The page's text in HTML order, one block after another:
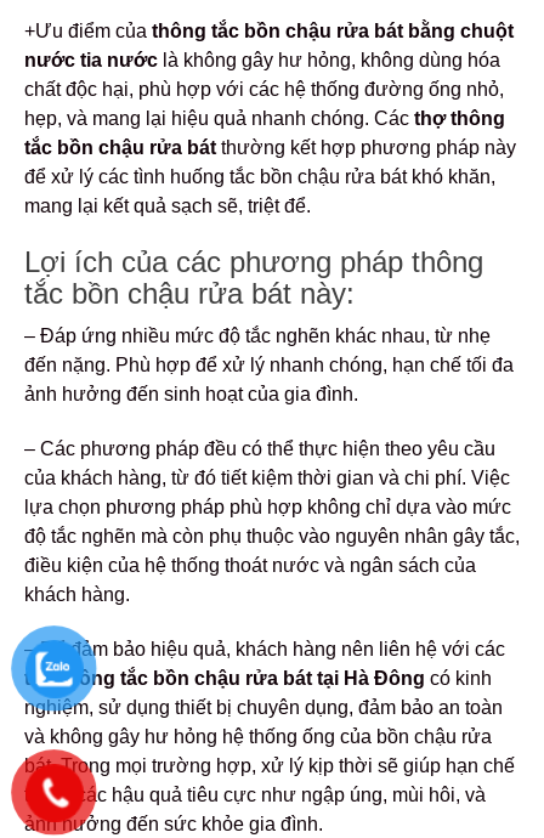
+Ưu điểm của thông tắc bồn chậu rửa bát bằng chuột
nước tia nước là không gây hư hỏng, không dùng hóa
chất độc hại, phù hợp với các hệ thống đường ống nhỏ,
hẹp, và mang lại hiệu quả nhanh chóng. Các thợ thông
tắc bồn chậu rửa bát thường kết hợp phương pháp này
để xử lý các tình huống tắc bồn chậu rửa bát khó khăn,
mang lại kết quả sạch sẽ, triệt để.
Lợi ích của các phương pháp thông
tắc bồn chậu rửa bát này:
– Đáp ứng nhiều mức độ tắc nghẽn khác nhau, từ nhẹ
đến nặng. Phù hợp để xử lý nhanh chóng, hạn chế tối đa
ảnh hưởng đến sinh hoạt của gia đình.
– Các phương pháp đều có thể thực hiện theo yêu cầu
của khách hàng, từ đó tiết kiệm thời gian và chi phí. Việc
lựa chọn phương pháp phù hợp không chỉ dựa vào mức
độ tắc nghẽn mà còn phụ thuộc vào nguyên nhân gây tắc,
điều kiện của hệ thống thoát nước và ngân sách của
khách hàng.
– Để đảm bảo hiệu quả, khách hàng nên liên hệ với các
thợ thông tắc bồn chậu rửa bát tại Hà Đông có kinh
nghiệm, sử dụng thiết bị chuyên dụng, đảm bảo an toàn
và không gây hư hỏng hệ thống ống của bồn chậu rửa
bát. Trong mọi trường hợp, xử lý kịp thời sẽ giúp hạn chế
tối đa các hậu quả tiêu cực như ngập úng, mùi hôi, và
ảnh hưởng đến sức khỏe gia đình.